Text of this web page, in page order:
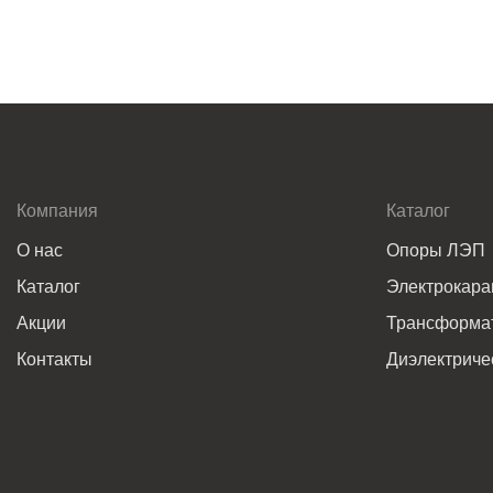
Компания
О нас
Каталог
Акции
Контакты
Каталог
Опоры ЛЭП